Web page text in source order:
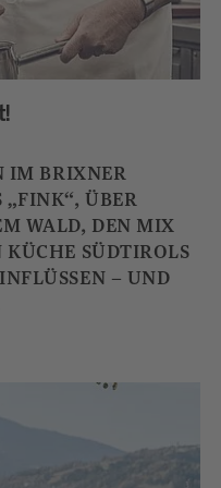
IM BRIXNER
„FINK“, ÜBER
WALD, DEN MIX
KÜCHE SÜDTIROLS
– UND